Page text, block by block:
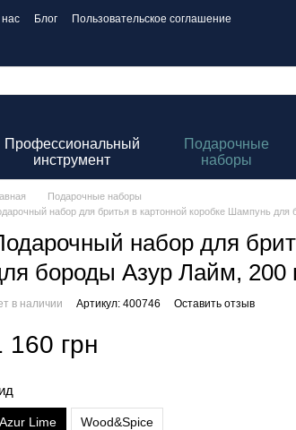
Блог
Пользовательское соглашение
Профессиональный
инструмент
Подарочные
наборы
Подарочные наборы
набор для бритья в картонной коробке Шампунь
набор для
бороды Азур Лайм,
в наличии Артикул: 400746 Оставить отзыв
160 грн
Azur Lime Wood&Spice